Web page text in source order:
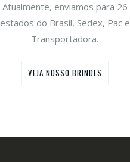
Atualmente, enviamos para 26
estados do Brasil, Sedex, Pac e
Transportadora.
VEJA NOSSO BRINDES